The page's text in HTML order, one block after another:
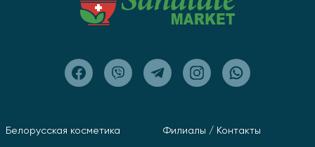
Белорусская косметика Филиалы / Контакты